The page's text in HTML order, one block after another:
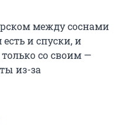
между соснами
и спуски, и
со своим —
из-за